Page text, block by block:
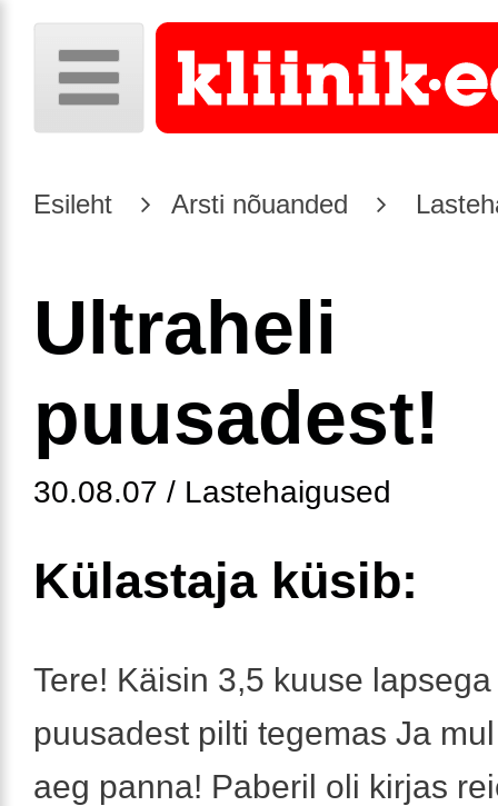
Esileht Arsti nõuanded
Ultraheli
puusadest!
30.08.07 / Lastehaigused
Külastaja küsib:
Tere! Käisin 3,5 kuuse
puusadest pilti tegemas Ja
aeg panna! Paberil oli kirjas